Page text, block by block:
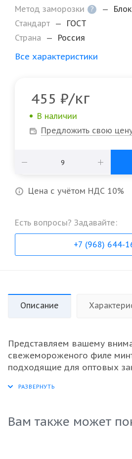
Метод заморозки
? —
Блок
Стандарт —
ГОСТ
Страна
— Россия
Все характеристики
455 ₽/кг
В наличии
Предложить свою
Цена с учётом НДС 10%
Есть вопросы? Задавайте:
+7 (968) 644-
Описание
Представляем вашему
свежемороженого филе
подходящие для оптовых
великолепным вкусом, что
разнообразных кулинарных
минтая - это источник
Вам также может